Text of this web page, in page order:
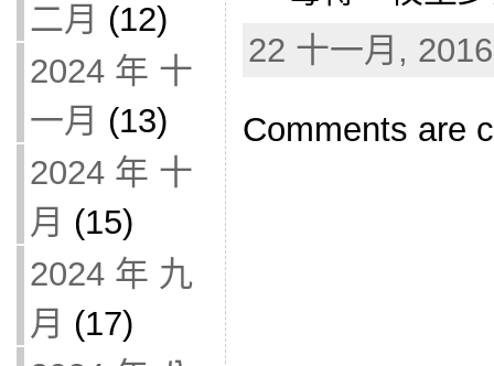
二月 (12)
2024 年 十
一月 (13)
2024 年 十
月 (15)
2024 年 九
月 (17)
22 十一月,
Comments are